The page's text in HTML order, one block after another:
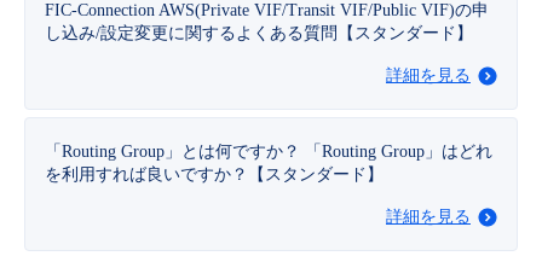
すべてのメニューを見る
サポート
すべてのメニューを見る
- 登録情報の管理
- APIリファレンス
- マルチクラウド利用
- ITインフラストラクチャー
定期メンテナンス
協業パートナー
脱炭素化
FIC-Connection AWS(Private VIF/Transit VIF/Public VIF)の申
し込み/設定変更に関するよくある質問【スタンダード】
詳細を見る
「Routing Group」とは何ですか？ 「Routing Group」はどれ
を利用すれば良いですか？【スタンダード】
詳細を見る